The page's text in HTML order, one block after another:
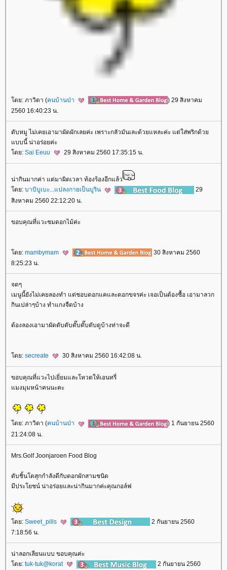
ดย: ภาวิดา (คนบ้านป่า
) 29 สิงหาคม
2560 16:40:23 น.
ตับหมู ไม่เคยเอามาผัดผักเลยค่ะ เพราะกลัวมันเละด้วยแหละค่ะ แต่ใส่พริกด้ว
บบนี้ น่าอร่อยค่ะ
ดย: Sai Eeuu 29 สิงหาคม 2560 17:35:15 น.
น่ากินมากค่า แต่มาผิดเวลา ท้องร้องอีกแล้ว
ดย: บาบิบูเบะ...แปลงกายเป็นบูริน
29
สิงหาคม 2560 22:12:20 น.
ขอบคุณที่แวะชมดอกไม้ค่ะ
ดย: mambymam
30 สิงหาคม 2560
8:25:23 น.
จดๆ
เมนูนี้ยังไม่เคยลองทำ แต่ชอบดอกแคและดอกขจรค่ะ เจอเป็นต้องซื้อ เอามาลวก
กินเปล่าๆบ้าง ทำแกงจืดบ้าง
ต้องลองเอามาผัดตับตับตั๊บตั๊บตับดูบ้างท่าจะดี
ดย: secreate 30 สิงหาคม 2560 16:42:08 น.
ขอบคุณที่แวะไปเยี่ยมและโหวตให้เอนทรี่
มงมุมหน้าคนนะคะ
ดย: ภาวิดา (คนบ้านป่า
) 1 กันยายน 2560
21:24:08 น.
Mrs.Golf Joonjaroen Food Blog
ตับชิ้นโตสุกกำลังดีกับดอกผักสามชนิด
มีประโยชน์ น่าอร่อยและน่ากินมากค่ะคุณกอล์ฟ
ดย: Sweet_pills
2 กันยายน 2560
7:18:56 น.
น่าลอกเลียนแบบ ขอบคุณค่ะ
ดย: tuk-tuk@korat
2 กันยายน 2560